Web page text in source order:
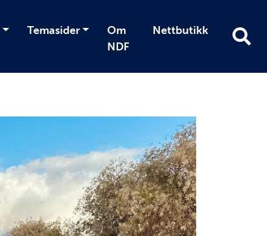
Temasider
Om
NDF
Nettbutikk